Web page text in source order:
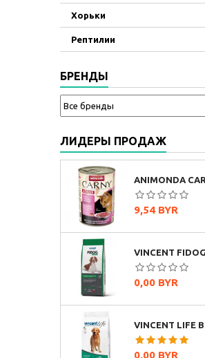
Хорьки
Рептилии
БРЕНДЫ
ЛИДЕРЫ ПРОДАЖ
Цена
9,54 BYR
Цена
0,00 BYR
Цена
0,00 BYR